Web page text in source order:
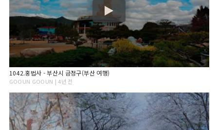
1042.홍법사 - 부산시 금정구(부산 여행)
GOOUN GOOUN | 4년 전